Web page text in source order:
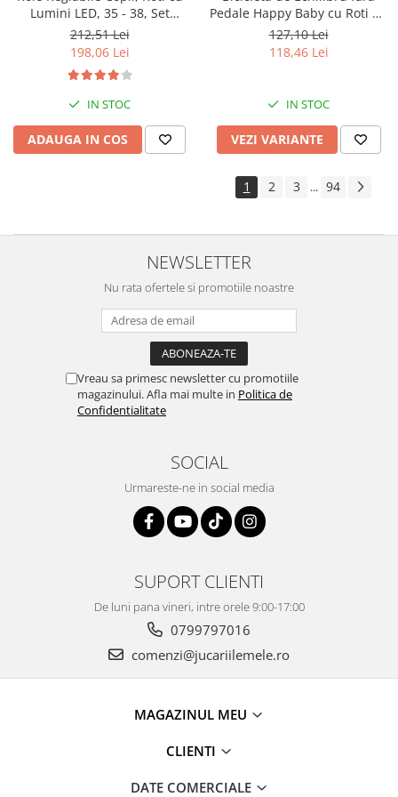
Lumini LED, 35 - 38, Set
Protectie - ROZ
212,51 Lei
198,06 Lei
IN STOC
ADAUGA IN COS
Pedale Happy Baby cu Roti de
Cauciuc
127,10 Lei
118,46 Lei
IN STOC
VEZI VARIANTE
1 2 3 ... 94
NEWSLETTER
Nu rata ofertele si promotiile noastre
Vreau sa primesc newsletter cu promotiile
magazinului. Afla mai multe in Politica de
Confidentialitate
SOCIAL
Urmareste-ne in social media
SUPORT CLIENTI
De luni pana vineri, intre orele 9:00-17:00
0799797016
comenzi@jucariilemele.ro
MAGAZINUL MEU
CLIENTI
DATE COMERCIALE